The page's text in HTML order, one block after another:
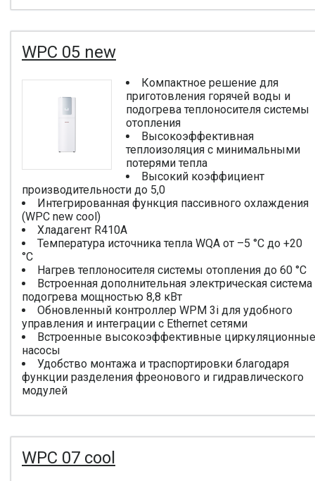
WPC 05 new
Компактное решение для
приготовления горячей воды и
подогрева теплоносителя системы
отопления
Высокоэффективная
теплоизоляция с минимальными
потерями тепла
Высокий коэффициент
производительности до 5,0
Интегрированная функция пассивного охлаждения
(WPC new cool)
Хладагент R410A
Температура источника тепла WQA от –5 °C до +20
°C
Нагрев теплоносителя системы отопления до 60 °C
Встроенная дополнительная электрическая система
подогрева мощностью 8,8 кВт
Обновленный контроллер WPM 3i для удобного
управления и интеграции с Ethernet сетями
Встроенные высокоэффективные циркуляционные
насосы
Удобство монтажа и траспортировки благодаря
функции разделения фреонового и гидравлического
модулей
WPC 07 cool